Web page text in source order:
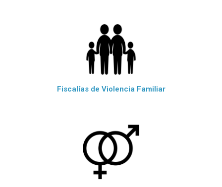
Fiscalías de Violencia Familiar